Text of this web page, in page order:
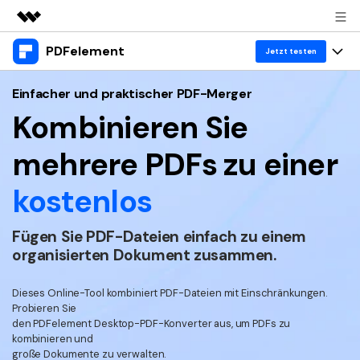
Top-Produkte
Business
Überblick
Über uns
Presseraum
Shop
Support
PDFelement Jetzt testen
Produkte
Desktop
PDFelement für Windows
PDFelement für Mac
Mobile App
PDFelement für iPhone/iPad
PDFelement für Android
Cloud
Lösungen
Benutzer im Bildungswesen
PDF lesen
PDF kommentieren
PDF erstellen
PDF kombinieren
PDF drucken
Ressourcen
Heiße Themen
Top PDF-Software
Mac-Software
OCR PDF Tipps
Business
KMU von 1-10p
10p+ Unternehmen
Jetzt kaufen Anmelden
Einfacher und praktischer PDF-Merger
Kombinieren Sie
mehrere PDFszu einer
kostenlos
Fügen Sie PDF-Dateien einfach zu einem
organisierten Dokument zusammen.
Dieses Online-Tool kombiniert PDF-Dateien mit Einschränkungen.
Probieren Sie
den PDFelement Desktop-PDF-Konverter aus, um PDFs zu
kombinieren und
große Dokumente zu verwalten.